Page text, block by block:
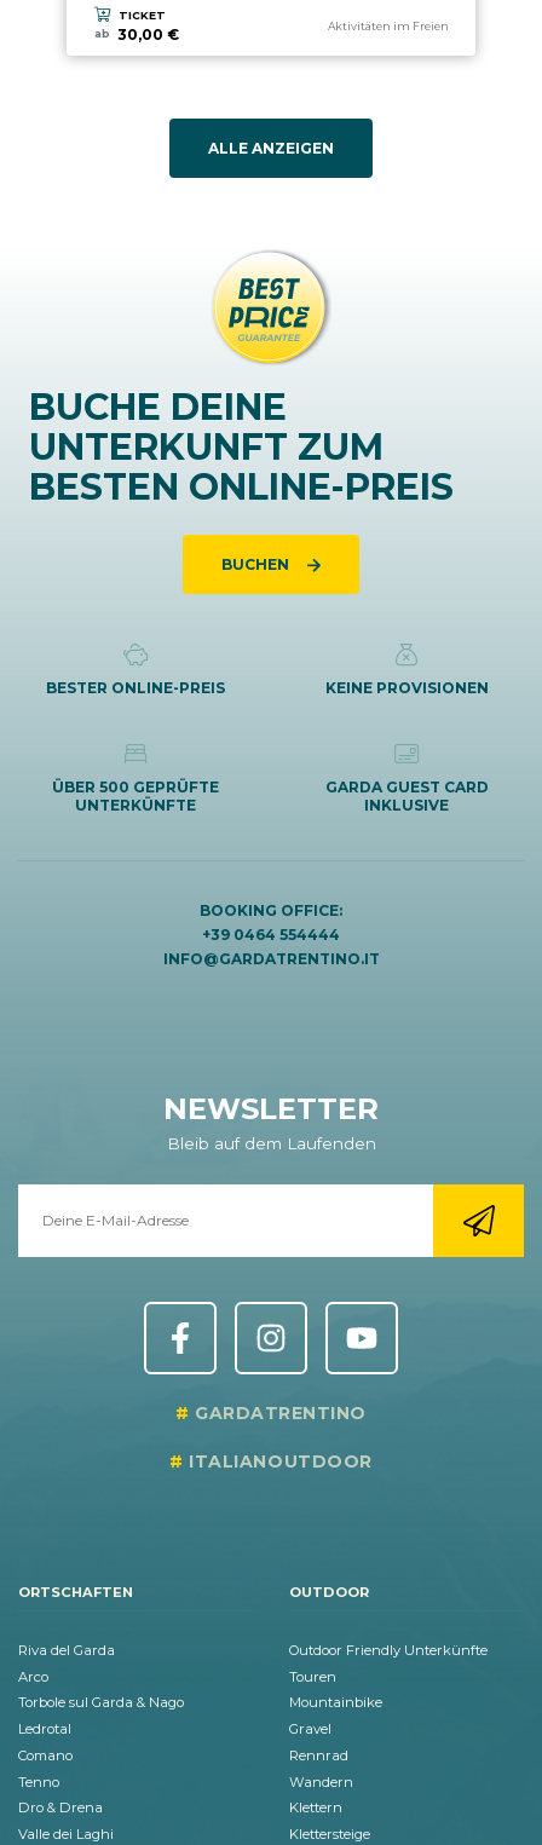
TICKET
ab
30,00 €
aria.experience_category_prefix
Aktivitäten im Freien
ALLE ANZEIGEN
BUCHE DEINE
UNTERKUNFT ZUM
BESTEN ONLINE-PREIS
BUCHEN
BESTER ONLINE-PREIS KEINE PROVISIONEN
ÜBER 500 GEPRÜFTE
UNTERKÜNFTE
GARDA GUEST CARD
INKLUSIVE
BOOKING OFFICE:
+39 0464 554444
INFO@GARDATRENTINO.IT
NEWSLETTER
Bleib auf dem Laufenden
GARDATRENTINO
ITALIANOUTDOOR
ORTSCHAFTEN
Riva del Garda
Arco
Torbole sul Garda & Nago
Ledrotal
Comano
Tenno
Dro & Drena
Valle dei Laghi
OUTDOOR
Outdoor Friendly Unterkünfte
Touren
Mountainbike
Gravel
Rennrad
Wandern
Klettern
Klettersteige